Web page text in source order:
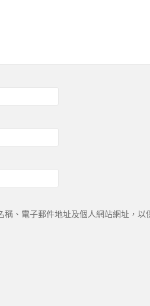
稱、電子郵件地址及個人網站網址，以